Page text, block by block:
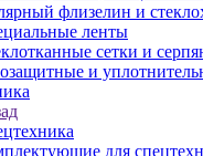
флизелин и
ленты
сетки и
и
для